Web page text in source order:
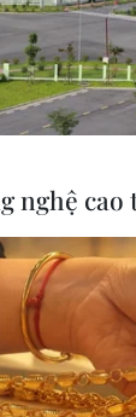
nghệ cao